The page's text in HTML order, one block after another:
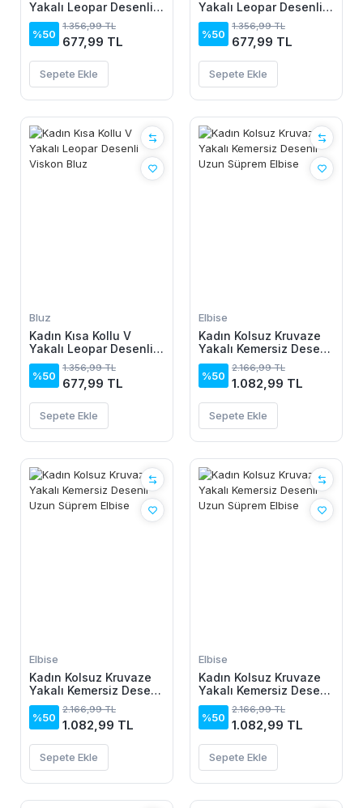
Yakalı Leopar Desenli
Viskon Bluz
%50
1.356,99 TL
677,99 TL
Sepete Ekle
Yakalı Leopar Desenli
Viskon Bluz
%50
1.356,99 TL
677,99 TL
Sepete Ekle
Bluz
Kadın Kısa Kollu V
Yakalı Leopar Desenli
Viskon Bluz
%50
1.356,99 TL
677,99 TL
Sepete Ekle
Elbise
Kadın Kolsuz Kruvaze
Yakalı Kemersiz Desenli
Uzun Süprem Elbise
%50
2.166,99 TL
1.082,99 TL
Sepete Ekle
Elbise
Kadın Kolsuz Kruvaze
Yakalı Kemersiz Desenli
Uzun Süprem Elbise
%50
2.166,99 TL
1.082,99 TL
Sepete Ekle
Elbise
Kadın Kolsuz Kruvaze
Yakalı Kemersiz Desenli
Uzun Süprem Elbise
%50
2.166,99 TL
1.082,99 TL
Sepete Ekle